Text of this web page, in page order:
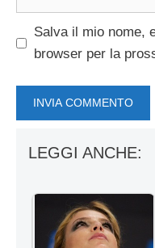
Salva il mio nome,
browser per la
LEGGI ANCHE: